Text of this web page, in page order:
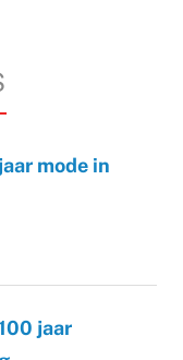
mode in
jaar